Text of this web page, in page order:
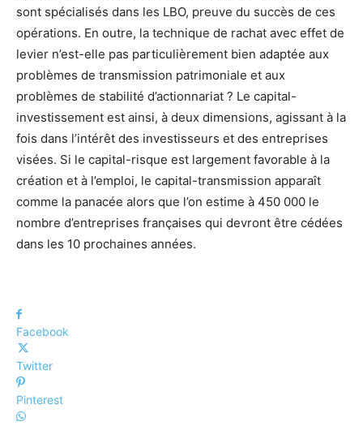
sont spécialisés dans les LBO, preuve du succès de ces
opérations. En outre, la technique de rachat avec effet de
levier n’est-elle pas particulièrement bien adaptée aux
problèmes de transmission patrimoniale et aux
problèmes de stabilité d’actionnariat ? Le capital-
investissement est ainsi, à deux dimensions, agissant à la
fois dans l’intérêt des investisseurs et des entreprises
visées. Si le capital-risque est largement favorable à la
création et à l’emploi, le capital-transmission apparaît
comme la panacée alors que l’on estime à 450 000 le
nombre d’entreprises françaises qui devront être cédées
dans les 10 prochaines années.
Facebook
Twitter
Pinterest